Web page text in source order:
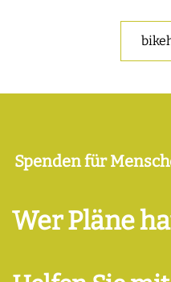
Spenden für
Wer Pläne